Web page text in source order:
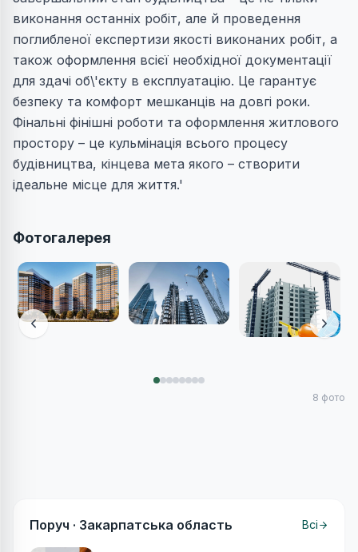
виконання останніх робіт, але й проведення
поглибленої експертизи якості виконаних робіт, а
також оформлення всієї необхідної документації
для здачі об\'єкту в експлуатацію. Це гарантує
безпеку та комфорт мешканців на довгі роки.
Фінальні фінішні роботи та оформлення житлового
простору – це кульмінація всього процесу
будівництва, кінцева мета якого – створити
ідеальне місце для життя.'
Фотогалерея
8 фото
Поруч · Закарпатська область Всі